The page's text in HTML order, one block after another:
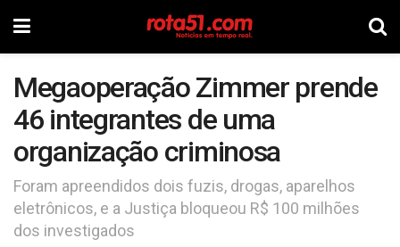
Megaoperação Zimmer prende
46 integrantes de uma
organização criminosa
Foram apreendidos dois fuzis, drogas, aparelhos
eletrônicos, e a Justiça bloqueou R$ 100 milhões
dos investigados